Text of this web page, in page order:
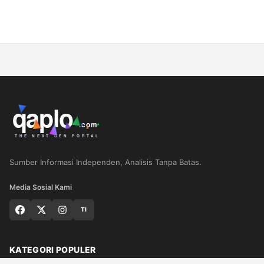
Sumber Informasi Independen, Analisis Tanpa Batas.
Media Sosial Kami
TI
KATEGORI POPULER